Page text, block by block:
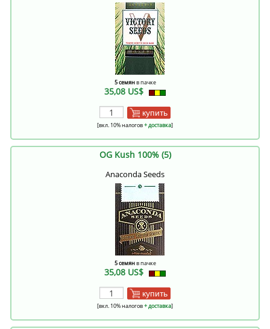
5 семянв пачке
35,08 US$
купить
[вкл. 10% налогов+ доставка]
OG Kush 100% (5)
Anaconda Seeds
5 семянв пачке
35,08 US$
купить
[вкл. 10% налогов+ доставка]